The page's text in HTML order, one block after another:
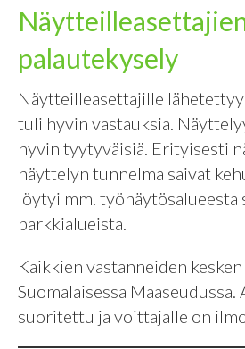
palautekysely
Näytteilleasettajille
tuli hyvin vastauksia.
hyvin tyytyväisiä. Erityisesti
näyttelyn tunnelma saivat
löytyi mm. työnäytösalueesta
parkkialueista.
Kaikkien vastanneiden
Suomalaisessa
suoritettu ja voittajalle on